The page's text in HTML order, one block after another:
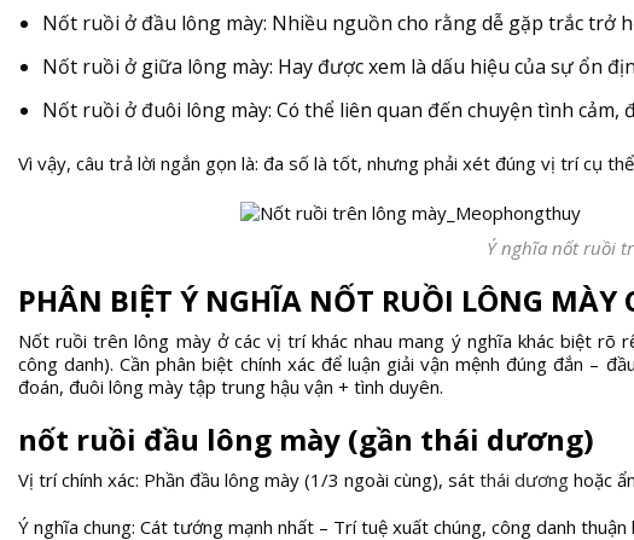
Nốt ruồi ở đầu lông mày: Nhiều nguồn cho rằng dễ gặp trắc trở
Nốt ruồi ở giữa lông mày: Hay được xem là dấu hiệu của sự ổn
Nốt ruồi ở đuôi lông mày: Có thể liên quan đến chuyện tình cảm,
Vì vậy, câu trả lời ngắn gọn là: đa số là tốt, nhưng phải xét đúng vị trí cụ
Ý nghĩa nốt ruồi
PHÂN BIỆT Ý NGHĨA NỐT RUỒI LÔNG MÀY
Nốt ruồi trên lông mày ở các vị trí khác nhau mang ý nghĩa khác biệt rõ
công danh). Cần phân biệt chính xác để luận giải vận mệnh đúng đắn –
đoán, đuôi lông mày tập trung hậu vận + tình duyên.
nốt ruồi đầu lông mày (gần thái dương)
Vị trí chính xác: Phần đầu lông mày (1/3 ngoài cùng), sát thái dương hoặc
Ý nghĩa chung: Cát tướng mạnh nhất – Trí tuệ xuất chúng, công danh